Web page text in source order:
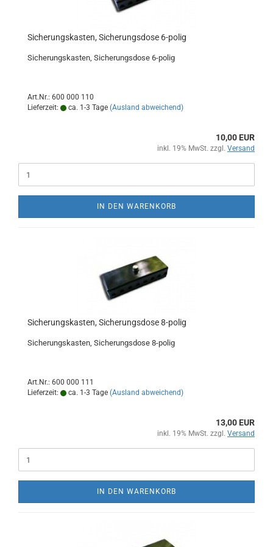
Sicherungskasten, Sicherungsdose 6-polig
Sicherungskasten, Sicherungsdose 6-polig
Art.Nr.: 600 000 110
Lieferzeit:
ca. 1-3 Tage (Ausland abweichend)
10,00 EUR
inkl. 19% MwSt. zzgl. Versand
IN DEN WARENKORB
Sicherungskasten, Sicherungsdose 8-polig
Sicherungskasten, Sicherungsdose 8-polig
Art.Nr.: 600 000 111
Lieferzeit:
ca. 1-3 Tage (Ausland abweichend)
13,00 EUR
inkl. 19% MwSt. zzgl. Versand
IN DEN WARENKORB